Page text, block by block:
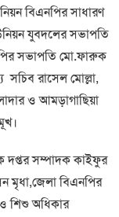
বিএনপির সাধারণ
যুবদলের সভাপতি
সভাপতি মো.ফারুক
সচিব রাসেল মোল্লা,
ও আমড়াগাছিয়া
দপ্তর সম্পাদক কাইফুর
মৃধা,জেলা বিএনপির
শিশু অধিকার